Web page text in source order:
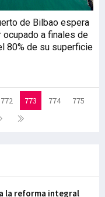
de Bilbao espera
ocupado a finales de
80% de su superficie
772 773 774
775
la reforma integral